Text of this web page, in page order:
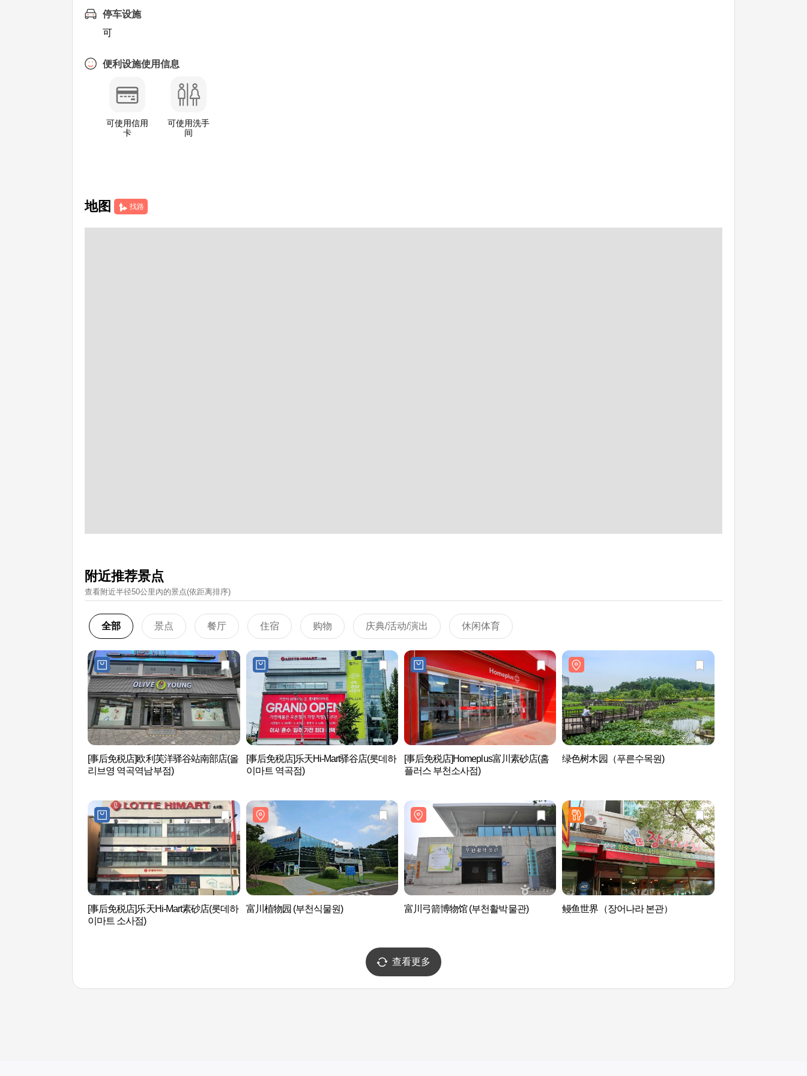
停车设施
可
便利设施使用信息
可使用信用
卡
可使用洗手
间
地图 找路
附近推荐景点
查看附近半径50公里內的景点(依距离排序)
全部 景点 餐厅 住宿 购物 庆典/活动/演出 休闲体育
[事后免税店]欧利芙洋驿谷站南部店(올
리브영 역곡역남부점)
[事后免税店]乐天Hi-Mart驿谷店(롯데하
이마트 역곡점)
[事后免税店]Homeplus富川素砂店(홈
플러스 부천소사점)
绿色树木园（푸른수목원)
[事后免税店]乐天Hi-Mart素砂店(롯데하
이마트 소사점)
富川植物园 (부천식물원) 富川弓箭博物馆 (부천활박물관) 鳗鱼世界（장어나라 본관）
查看更多